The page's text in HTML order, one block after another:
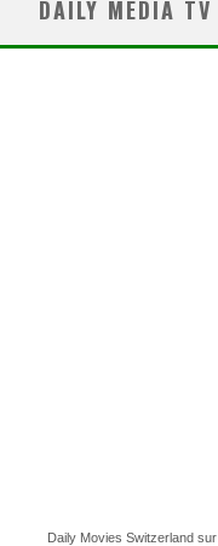
DAILY MEDIA TV
Daily Movies Switzerland sur